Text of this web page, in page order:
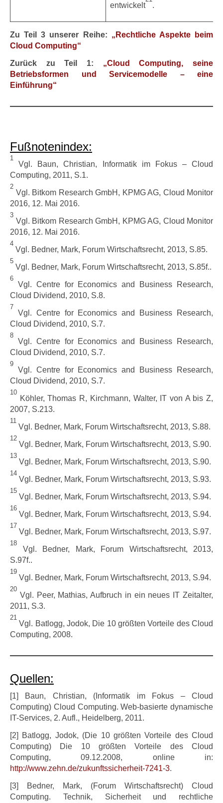
entwickelt .
Zu Teil 3 unserer Reihe: „Rechtliche Aspekte beim
Cloud Computing“
Zurück zu Teil 1: „Cloud Computing, seine
Betriebsformen und Servicemodelle – eine
Einführung“
Fußnotenindex:
1
Vgl. Baun, Christian, Informatik im Fokus – Cloud
Computing, 2011, S.1.
2
Vgl. Bitkom Research GmbH, KPMG AG, Cloud Monitor
2016, 12. Mai 2016.
3
Vgl. Bitkom Research GmbH, KPMG AG, Cloud Monitor
2016, 12. Mai 2016.
4
Vgl. Bedner, Mark, Forum Wirtschaftsrecht, 2013, S.85.
5
Vgl. Bedner, Mark, Forum Wirtschaftsrecht, 2013, S.85f..
6
Vgl. Centre for Economics and Business Research,
Cloud Dividend, 2010, S.8.
7
Vgl. Centre for Economics and Business Research,
Cloud Dividend, 2010, S.7.
8
Vgl. Centre for Economics and Business Research,
Cloud Dividend, 2010, S.7.
9
Vgl. Centre for Economics and Business Research,
Cloud Dividend, 2010, S.7.
10
Köhler, Thomas R, Kirchmann, Walter, IT von A bis Z,
2007, S.213.
11
Vgl. Bedner, Mark, Forum Wirtschaftsrecht, 2013, S.88.
12
Vgl. Bedner, Mark, Forum Wirtschaftsrecht, 2013, S.90.
13
Vgl. Bedner, Mark, Forum Wirtschaftsrecht, 2013, S.90.
14
Vgl. Bedner, Mark, Forum Wirtschaftsrecht, 2013, S.93.
15
Vgl. Bedner, Mark, Forum Wirtschaftsrecht, 2013, S.94.
16
Vgl. Bedner, Mark, Forum Wirtschaftsrecht, 2013, S.94.
17
Vgl. Bedner, Mark, Forum Wirtschaftsrecht, 2013, S.97.
18
Vgl. Bedner, Mark, Forum Wirtschaftsrecht, 2013,
S.97f..
19
Vgl. Bedner, Mark, Forum Wirtschaftsrecht, 2013, S.94.
20
Vgl. Peer, Mathias, Aufbruch in ein neues IT Zeitalter,
2011, S.3.
21
Vgl. Batlogg, Jodok, Die 10 größten Vorteile des Cloud
Computing, 2008.
Quellen:
[1] Baun, Christian, (Informatik im Fokus – Cloud
Computing) Cloud Computing. Web-basierte dynamische
IT-Services, 2. Aufl., Heidelberg, 2011.
[2] Batlogg, Jodok, (Die 10 größten Vorteile des Cloud
Computing) Die 10 größten Vorteile des Cloud
Computing, 09.12.2008, online in:
http://www.zehn.de/zukunftssicherheit-7241-3.
[3] Bedner, Mark, (Forum Wirtschaftsrecht) Cloud
Computing. Technik, Sicherheit und rechtliche